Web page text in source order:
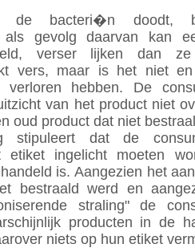
de bacteri�n doodt,
als gevolg daarvan kan
verser lijken dan
vers, maar is het niet
verloren hebben. De
van het product niet
oud product dat niet
stipuleert dat de
etiket ingelicht moeten
is. Aangezien het
bestraald werd en
straling" de
producten in de
niets op hun etiket